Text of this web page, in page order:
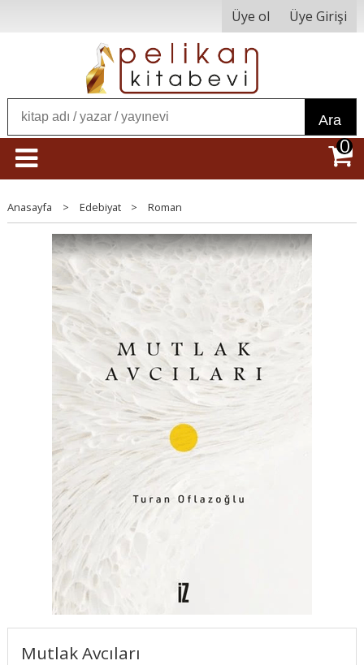
Üye ol Üye Girişi
Ara
0
Anasayfa > Edebiyat > Roman
Mutlak Avcıları